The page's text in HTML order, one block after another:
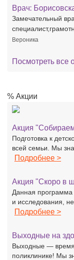
Врач:
Замечательный
Вероника
Посмотреть все
% Акции
Акция
Подготовка к
всей семьи. Мы
Подробнее >
Акция "Скоро в
Данная программа
и исследования,
Подробнее >
Выходные на
Выходные —
поликлинике! Мы